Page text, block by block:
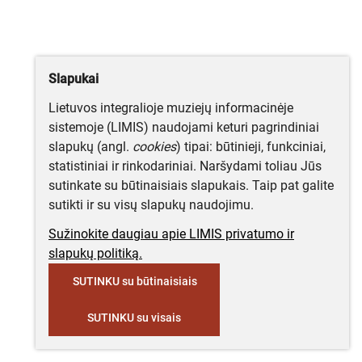
Slapukai
Lietuvos integralioje muziejų informacinėje
sistemoje (LIMIS) naudojami keturi pagrindiniai
slapukų (angl. cookies) tipai: būtinieji, funkciniai,
statistiniai ir rinkodariniai. Naršydami toliau Jūs
sutinkate su būtinaisiais slapukais. Taip pat galite
sutikti ir su visų slapukų naudojimu.
Sužinokite daugiau apie LIMIS privatumo ir
slapukų politiką.
SUTINKU su būtinaisiais
SUTINKU su visais